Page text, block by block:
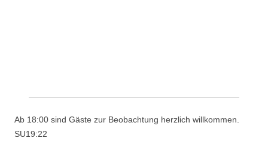
Ab 18:00 sind Gäste zur Beobachtung herzlich willkommen.
SU19:22